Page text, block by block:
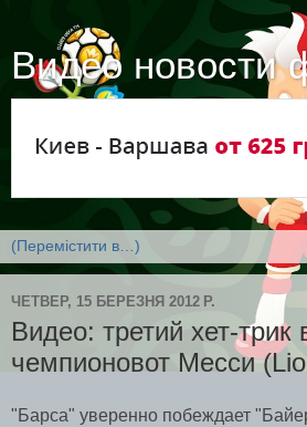
Видео новости
ЧЕТВЕР, 15 БЕРЕЗНЯ 2012 Р.
Видео: третий хет-трик
чемпионовот Месси
"Барса" уверенно побеждает